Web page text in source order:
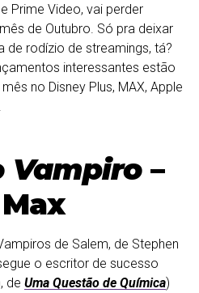
Prime Video, vai perder
de Outubro. Só pra deixar
de rodízio de streamings, tá?
interessantes estão
no Disney Plus, MAX, Apple
Vampiro–
de Salem, de Stephen
o escritor de sucesso
de Uma Questão de Química)